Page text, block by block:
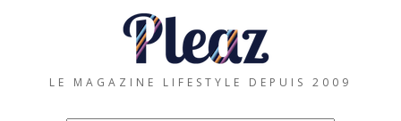
LE MAGAZINE LIFESTYLE DEPUIS 2009